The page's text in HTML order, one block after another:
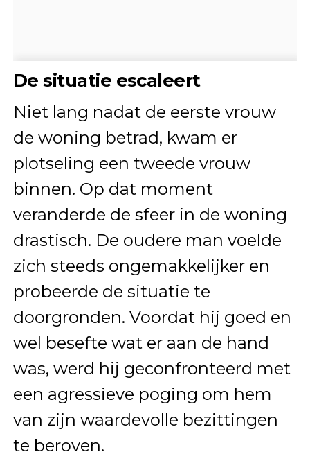
De situatie escaleert
Niet lang nadat de eerste vrouw
de woning betrad, kwam er
plotseling een tweede vrouw
binnen. Op dat moment
veranderde de sfeer in de woning
drastisch. De oudere man voelde
zich steeds ongemakkelijker en
probeerde de situatie te
doorgronden. Voordat hij goed en
wel besefte wat er aan de hand
was, werd hij geconfronteerd met
een agressieve poging om hem
van zijn waardevolle bezittingen
te beroven.